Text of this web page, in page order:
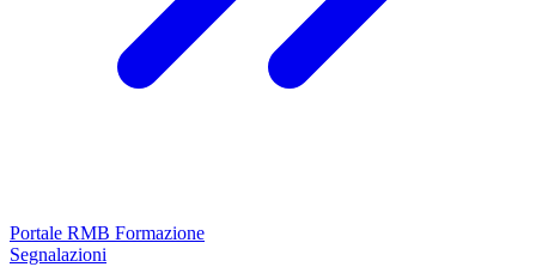
Portale RMB Formazione
Segnalazioni